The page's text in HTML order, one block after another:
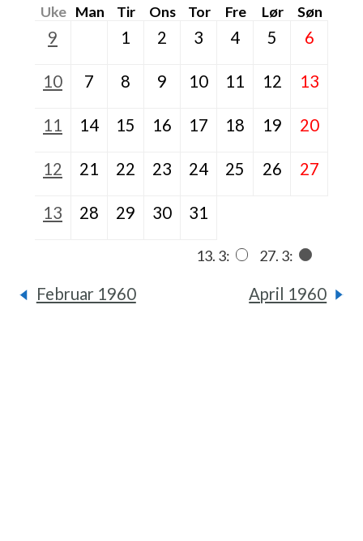
Uke Man Tir Ons Tor Fre Lør Søn
9 1 2 3 4 5 6
10 7 8 9 10 11 12 13
11 14 15 16 17 18 19 20
12 21 22 23 24 25 26 27
13 28 29 30 31
13. 3: 27. 3:
Februar 1960 April 1960